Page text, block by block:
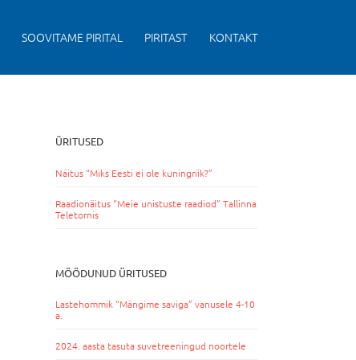
SOOVITAME PIRITAL PIRITAST KONTAKT
ÜRITUSED
Näitus “Miks Eesti ei ole kuningriik?”
Raadionäitus “Meie unistuste raadiod” Tallinna
Teletornis
MÖÖDUNUD ÜRITUSED
Lastehommik “Mängime saviga” vanusele 4-10
a.
2024. aasta tasuta suvetreeningud noortele